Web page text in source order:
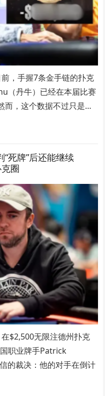
，手握7条金手链的扑克
（丹牛）已经在本届比赛
而，这个数据不过只是…
死牌”后还能继续
圈
$2,500无限注德州扑克
职业牌手Patrick
的裁决：他的对手在倒计